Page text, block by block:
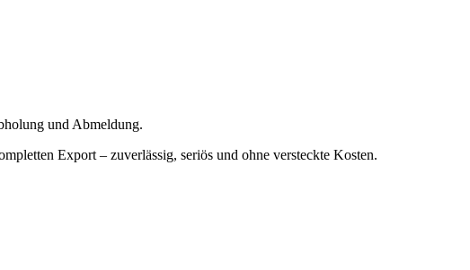
und Abmeldung.
Export – zuverlässig, seriös und ohne versteckte Kosten.